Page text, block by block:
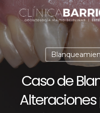
Skip
main
content
Caso de